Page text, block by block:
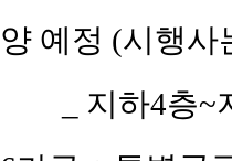
양 예정 (시행사
_ 지하4층